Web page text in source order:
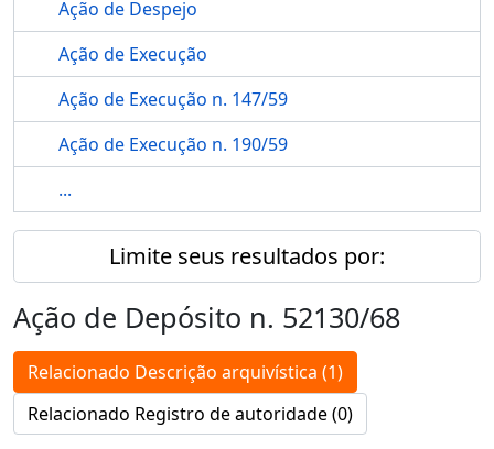
Ação de Despejo
Ação de Execução
Ação de Execução n. 147/59
Ação de Execução n. 190/59
...
Limite seus resultados por:
Ação de Depósito n. 52130/68
Relacionado Descrição arquivística (1)
Relacionado Registro de autoridade (0)